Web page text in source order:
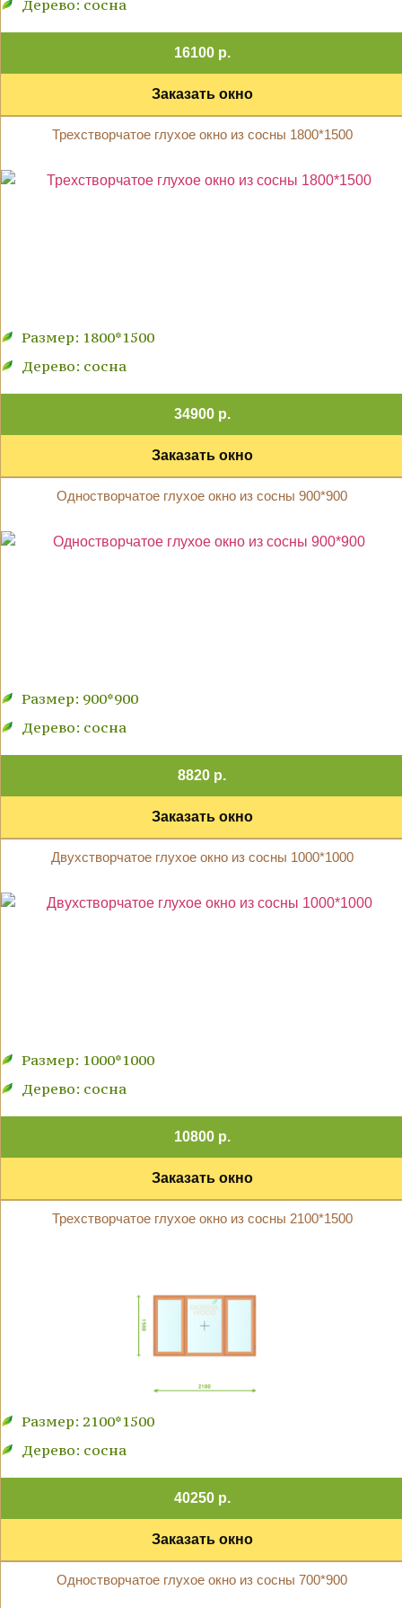
Дерево: сосна
16100 р.
Заказать окно
Трехстворчатое глухое окно из сосны 1800*1500
Размер: 1800*1500
Дерево: сосна
34900 р.
Заказать окно
Одностворчатое глухое окно из сосны 900*900
Размер: 900*900
Дерево: сосна
8820 р.
Заказать окно
Двухстворчатое глухое окно из сосны 1000*1000
Размер: 1000*1000
Дерево: сосна
10800 р.
Заказать окно
Трехстворчатое глухое окно из сосны 2100*1500
Размер: 2100*1500
Дерево: сосна
40250 р.
Заказать окно
Одностворчатое глухое окно из сосны 700*900